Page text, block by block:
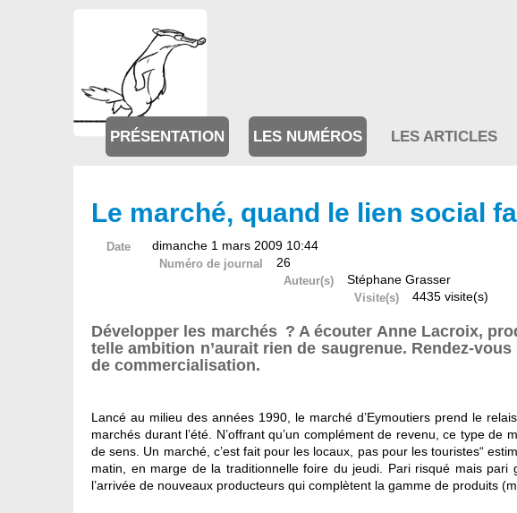
PRÉSENTATION LES NUMÉROS LES ARTICLES
Le marché, quand le lien social
Date dimanche 1 mars 2009 10:44
Numéro de journal 26
Auteur(s) Stéphane Grasser
Visite(s) 4435 visite(s)
Développer les marchés ? A écouter Anne Lacroix,
telle ambition n’aurait rien de saugrenue. Rendez-
de commercialisation.
Lancé au milieu des années 1990, le marché d’Eymoutiers prend le
marchés durant l’été. N’offrant qu’un complément de revenu, ce type
de sens. Un marché, c’est fait pour les locaux, pas pour les touristes“
matin, en marge de la traditionnelle foire du jeudi. Pari risqué mais pari
l’arrivée de nouveaux producteurs qui complètent la gamme de produits